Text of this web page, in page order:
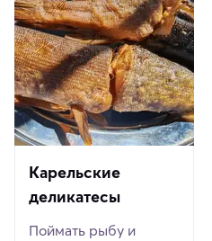
Карельские
деликатесы
Поймать рыбу и